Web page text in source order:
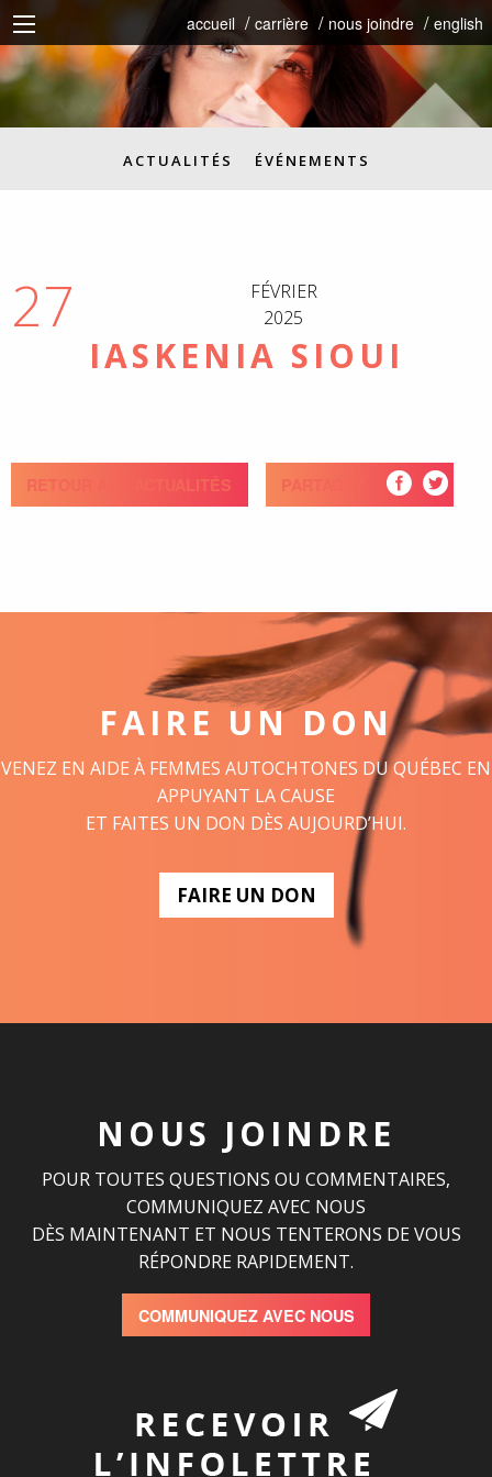
accueil carrière nous joindre english
ACTUALITÉS ÉVÉNEMENTS
27
FÉVRIER
2025
IASKENIA SIOUI
RETOUR AUX ACTUALITÉS PARTAGEZ
FAIRE UN DON
VENEZ EN AIDE À FEMMES AUTOCHTONES DU QUÉBEC EN
APPUYANT LA CAUSE
ET FAITES UN DON DÈS AUJOURD’HUI.
FAIRE UN DON
NOUS JOINDRE
POUR TOUTES QUESTIONS OU COMMENTAIRES,
COMMUNIQUEZ AVEC NOUS
DÈS MAINTENANT ET NOUS TENTERONS DE VOUS
RÉPONDRE RAPIDEMENT.
COMMUNIQUEZ AVEC NOUS